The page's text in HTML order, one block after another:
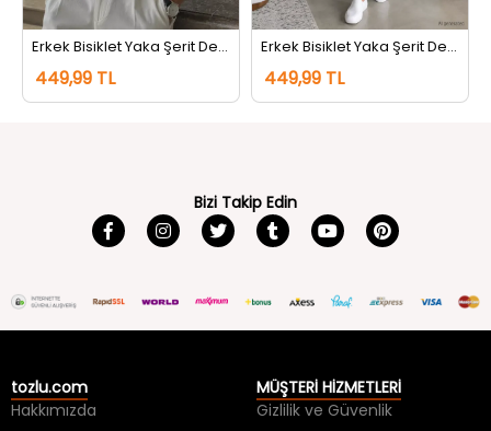
Erkek Bisiklet Yaka Şerit Detaylı Tişört Siyah
449,99 TL
Erkek Bisiklet Yaka Şerit Detaylı Tişört Koyugri
449,99 TL
Bizi Takip Edin
tozlu.com
Hakkımızda
MÜŞTERİ HİZMETLERİ
Gizlilik ve Güvenlik